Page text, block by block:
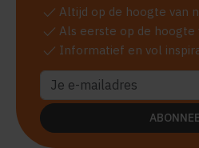
check Altijd op de hoogte van
check Als eerste op de hoogte
check Informatief en vol